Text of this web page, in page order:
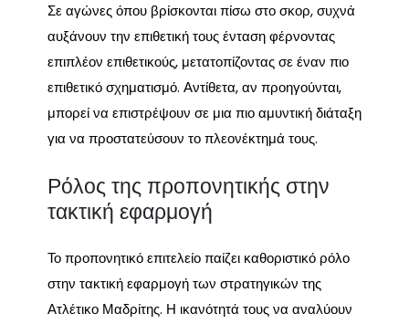
Σε αγώνες όπου βρίσκονται πίσω στο σκορ, συχνά
αυξάνουν την επιθετική τους ένταση φέρνοντας
επιπλέον επιθετικούς, μετατοπίζοντας σε έναν πιο
επιθετικό σχηματισμό. Αντίθετα, αν προηγούνται,
μπορεί να επιστρέψουν σε μια πιο αμυντική διάταξη
για να προστατεύσουν το πλεονέκτημά τους.
Ρόλος της προπονητικής στην
τακτική εφαρμογή
Το προπονητικό επιτελείο παίζει καθοριστικό ρόλο
στην τακτική εφαρμογή των στρατηγικών της
Ατλέτικο Μαδρίτης. Η ικανότητά τους να αναλύουν